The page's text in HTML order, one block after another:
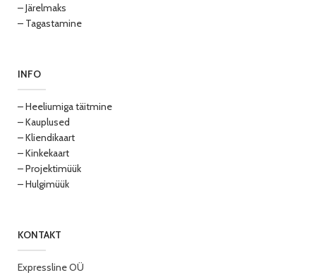
– Järelmaks
– Tagastamine
INFO
– Heeliumiga täitmine
– Kauplused
– Kliendikaart
– Kinkekaart
– Projektimüük
– Hulgimüük
KONTAKT
Expressline OÜ